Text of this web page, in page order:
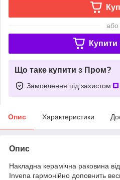
або
Купити
Що таке купити з Пром?
Замовлення під захистом
Опис Характеристики
Опис
Накладна керамічна раковина
Invena гармонійно доповнить